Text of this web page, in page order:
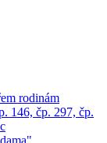
rodinám
146, čp. 297, čp.